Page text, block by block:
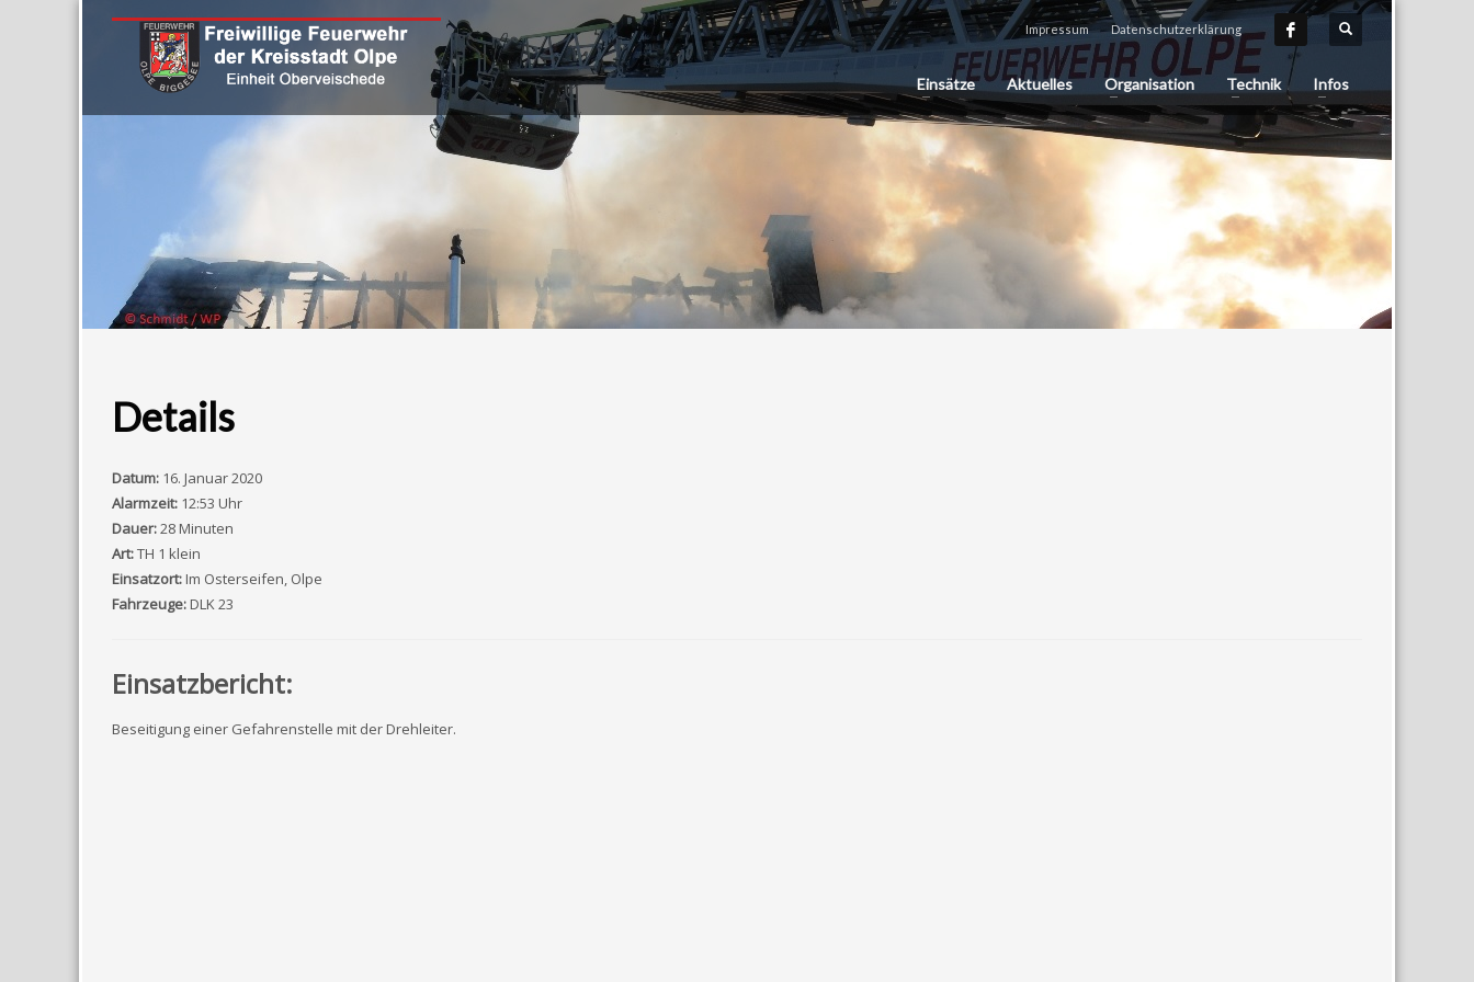
Impressum Datenschutzerklärung
Einsätze Aktuelles Organisation Technik Infos
Details
Datum: 16. Januar 2020
Alarmzeit: 12:53 Uhr
Dauer:28 Minuten
Art:TH 1 klein
Einsatzort:Im Osterseifen, Olpe
Fahrzeuge:DLK 23
Einsatzbericht:
Beseitigung einer Gefahrenstelle mit der Drehleiter.